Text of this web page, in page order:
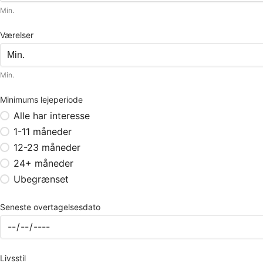
Min.
Værelser
Min.
Minimums lejeperiode
Alle har interesse
1-11 måneder
12-23 måneder
24+ måneder
Ubegrænset
Seneste overtagelsesdato
Livsstil